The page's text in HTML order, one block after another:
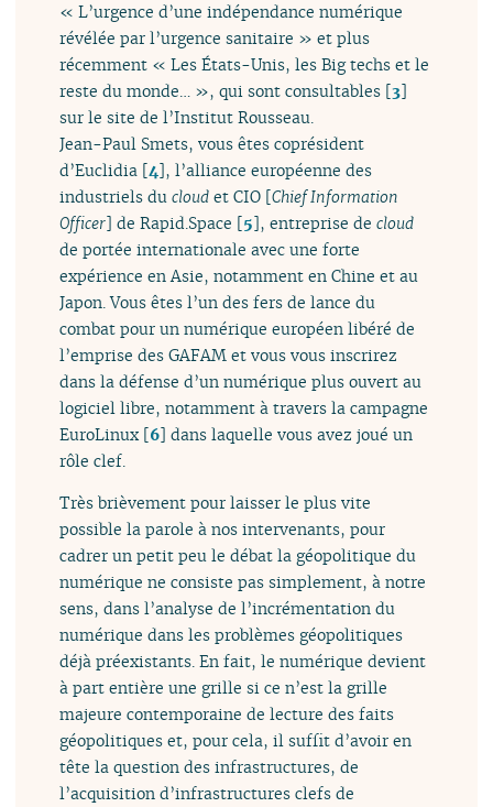
« L’urgence d’une indépendance numérique
révélée par l’urgence sanitaire » et plus
récemment « Les États-Unis, les Big techs et le
reste du monde… », qui sont consultables [3]
sur le site de l’Institut Rousseau.
Jean-Paul Smets, vous êtes coprésident
d’Euclidia [4], l’alliance européenne des
industriels ducloud et CIO [Chief Information
Officer] de Rapid.Space [5], entreprise decloud
de portée internationale avec une forte
expérience en Asie, notamment en Chine et au
Japon. Vous êtes l’un des fers de lance du
combat pour un numérique européen libéré de
l’emprise des GAFAM et vous vous inscrirez
dans la défense d’un numérique plus ouvert au
logiciel libre, notamment à travers la campagne
EuroLinux[6] dans laquelle vous avez joué un
rôle clef.
Très brièvement pour laisser le plus vite
possible la parole à nos intervenants, pour
cadrer un petit peu le débat la géopolitique du
numérique ne consiste pas simplement, à notre
sens, dans l’analyse de l’incrémentation du
numérique dans les problèmes géopolitiques
déjà préexistants. En fait, le numérique devient
à part entière une grille si ce n’est la grille
majeure contemporaine de lecture des faits
géopolitiques et, pour cela, il suffit d’avoir en
tête la question des infrastructures, de
l’acquisition d’infrastructures clefs de